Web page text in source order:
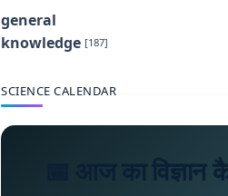
general
knowledge [187]
SCIENCE CALENDAR
📅 आज का विज्ञान